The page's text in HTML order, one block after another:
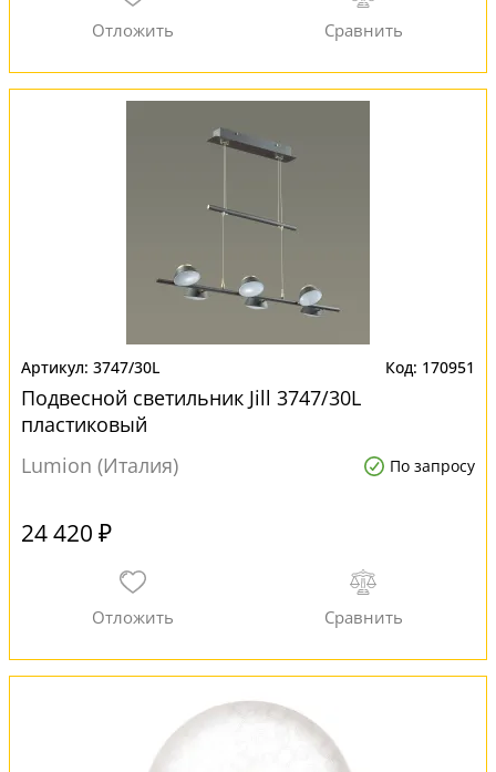
3747/30L 170951
Подвесной светильник Jill 3747/30L
пластиковый
Lumion (Италия)
По запросу
24 420 ₽